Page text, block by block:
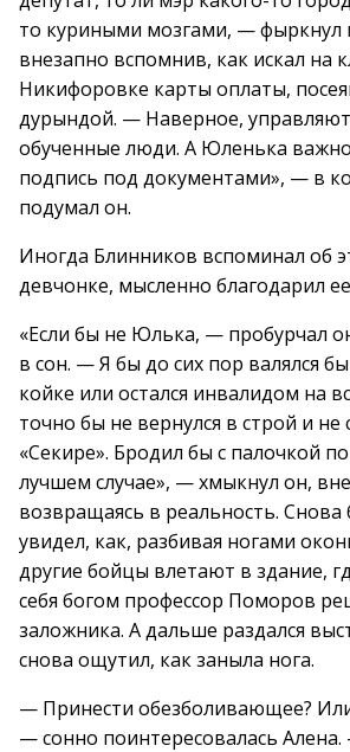
то куриными мозгами, — фыркнул
внезапно вспомнив, как искал на
Никифоровке карты оплаты,
дурындой. — Наверное,
обученные люди. А Юленька
подпись под документами», — в
подумал он.
Иногда Блинников вспоминал об
девчонке, мысленно благодарил
«Если бы не Юлька, — пробурчал
в сон. — Я бы до сих пор валялся
койке или остался инвалидом на
точно бы не вернулся в строй и не
«Секире». Бродил бы с палочкой
лучшем случае», — хмыкнул он,
возвращаясь в реальность. Снова
увидел, как, разбивая ногами
другие бойцы влетают в здание,
себя богом профессор Поморов
заложника. А дальше раздался
снова ощутил, как заныла нога.
— Принести обезболивающее? Или
— сонно поинтересовалась